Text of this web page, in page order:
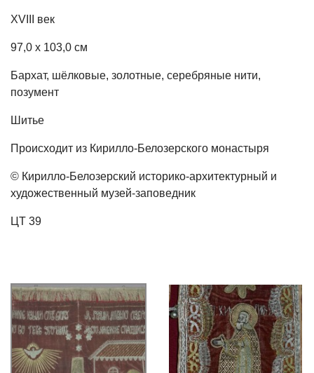
XVIII век
97,0 х 103,0 см
Бархат, шёлковые, золотные, серебряные нити,
позумент
Шитье
Происходит из Кирилло-Белозерского монастыря
© Кирилло-Белозерский историко-архитектурный и
художественный музей-заповедник
ЦТ 39